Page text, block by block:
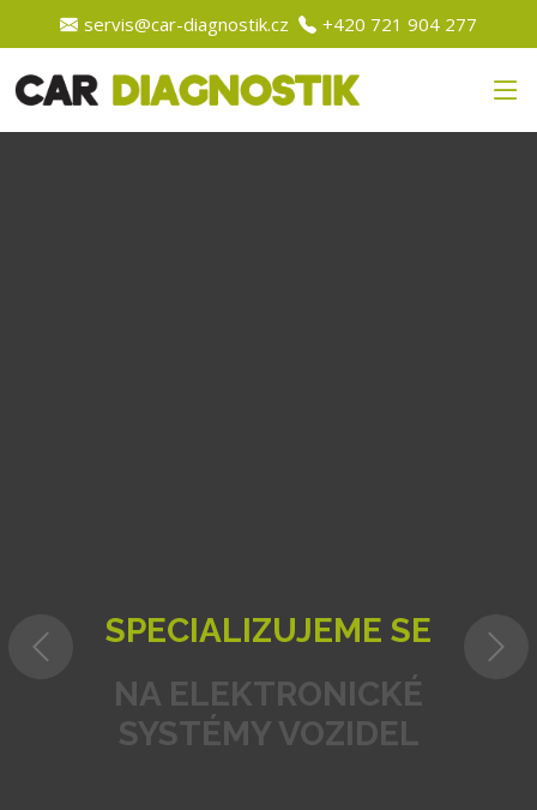
servis@car-diagnostik.cz +420 721 904 277
SPECIALIZUJEME SE
NA ELEKTRONICKÉ
SYSTÉMY VOZIDEL